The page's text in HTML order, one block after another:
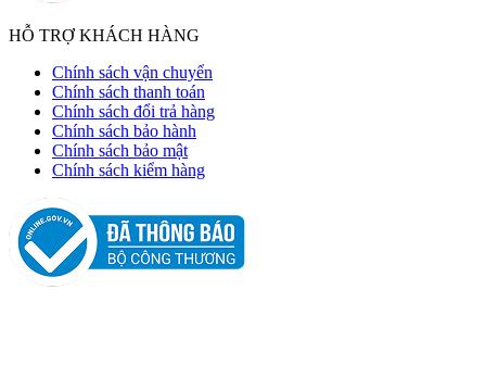
HỖ TRỢ KHÁCH HÀNG
Chính sách vận chuyển
Chính sách thanh toán
Chính sách đổi trả hàng
Chính sách bảo hành
Chính sách bảo mật
Chính sách kiểm hàng